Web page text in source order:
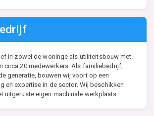
in zowel de woninge als utiliteitsbouw met
circa 20 medewerkers. Als familiebedrijf,
generatie, bouwen wij voort op een
en expertise in de sector. Wij beschikken
uitgeruste eigen machinale werkplaats.